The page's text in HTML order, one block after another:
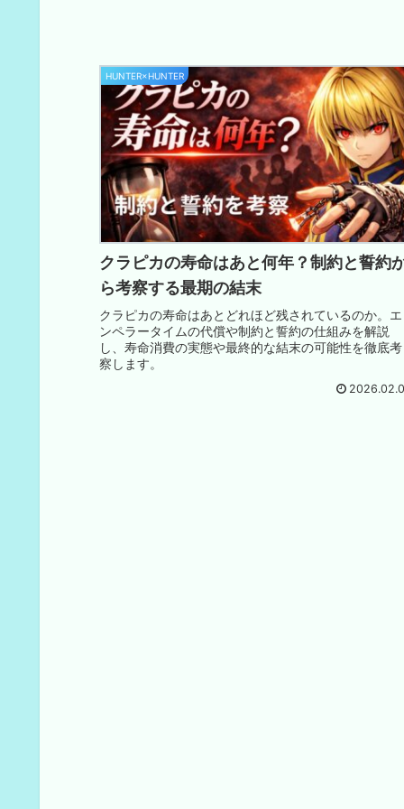
HUNTER×HUNTER
クラピカの寿命はあと何年？制約と誓約
ら考察する最期の結末
クラピカの寿命はあとどれほど残されているのか。エ
ンペラータイムの代償や制約と誓約の仕組みを解説
し、寿命消費の実態や最終的な結末の可能性を徹底考
察します。